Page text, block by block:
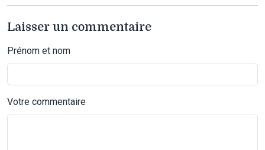
Laisser un commentaire
Prénom et nom
Votre commentaire